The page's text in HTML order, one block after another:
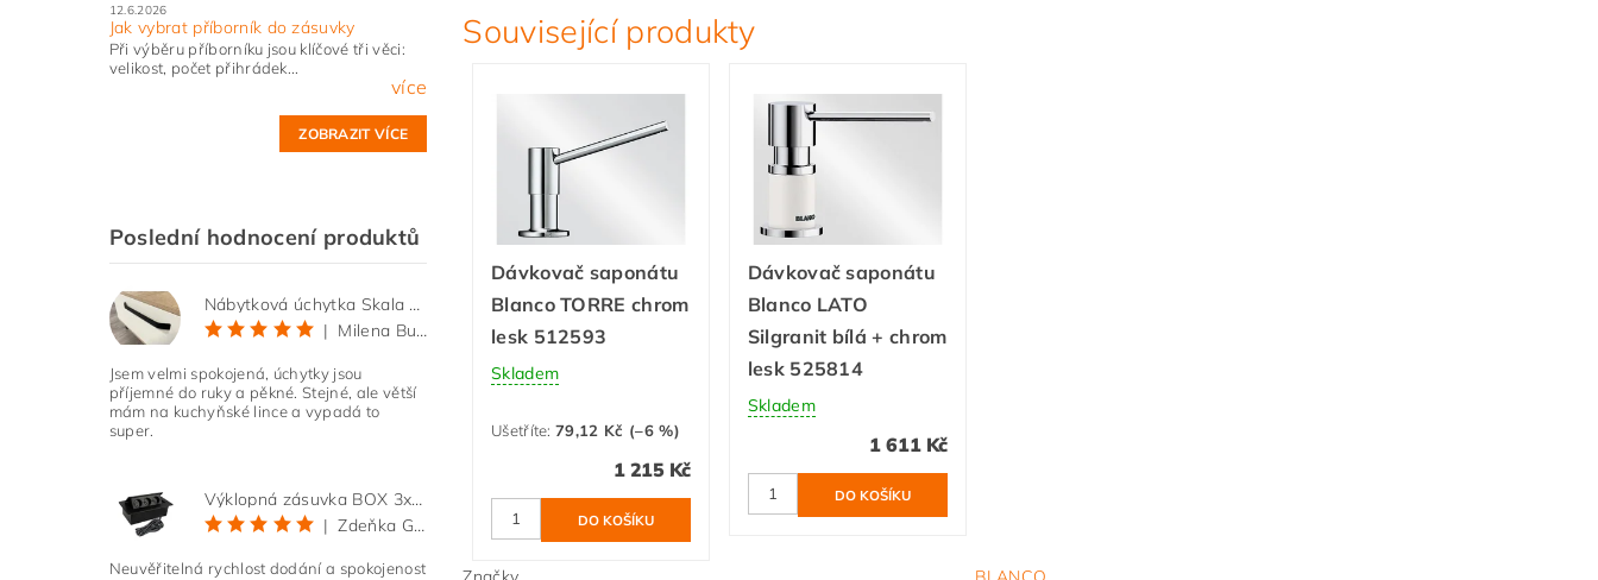
12.6.2026
Jak vybrat příborník do zásuvky
Při výběru příborníku jsou klíčové tři věci:
velikost, počet přihrádek...
více
ZOBRAZIT VÍCE
Poslední hodnocení produktů
Nábytková úchytka Skala černá matná
|
Milena Bučková
Jsem velmi spokojená, úchytky jsou
příjemné do ruky a pěkné. Stejné, ale větší
mám na kuchyňské lince a vypadá to
super.
Výklopná zásuvka BOX 3x 230V s 3m kabelem - černá
|
Zdeňka Gold
Neuvěřitelná rychlost dodání a spokojenost
Související produkty
Dávkovač saponátu
Blanco TORRE chrom
lesk 512593
Skladem
Ušetříte:79,12 Kč (–6 %)
1 215 Kč
Dávkovač saponátu
Blanco LATO
Silgranit bílá + chrom
lesk 525814
Skladem
1 611 Kč